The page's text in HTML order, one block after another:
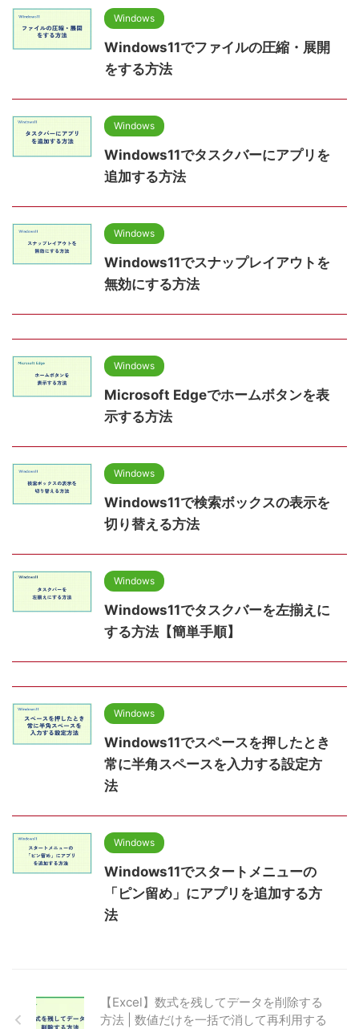
Windows
Windows11でファイルの圧縮・展開
をする方法
Windows
Windows11でタスクバーにアプリを
追加する方法
Windows
Windows11でスナップレイアウトを
無効にする方法
Windows
Microsoft Edgeでホームボタンを表
示する方法
Windows
Windows11で検索ボックスの表示を
切り替える方法
Windows
Windows11でタスクバーを左揃えに
する方法【簡単手順】
Windows
Windows11でスペースを押したとき
常に半角スペースを入力する設定方
法
Windows
Windows11でスタートメニューの
「ピン留め」にアプリを追加する方
法
【Excel】数式を残してデータを削除する
方法 | 数値だけを一括で消して再利用する